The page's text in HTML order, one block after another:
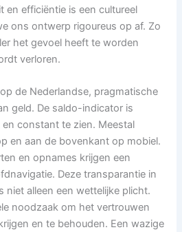
en efficiëntie is een cultureel
ons ontwerp rigoureus op af. Zo
het gevoel heeft te worden
verloren.
de Nederlandse, pragmatische
geld. De saldo-indicator is
constant te zien. Meestal
en aan de bovenkant op mobiel.
en opnames krijgen een
Deze transparantie in
niet alleen een wettelijke plicht.
noodzaak om het vertrouwen
en te behouden. Een wazige